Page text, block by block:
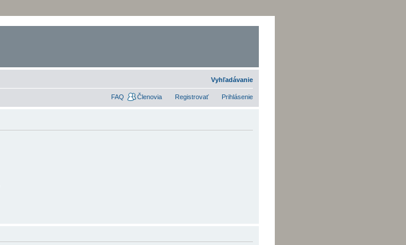
Vyhľadávanie
FAQ Členovia Registrovať Prihlásenie